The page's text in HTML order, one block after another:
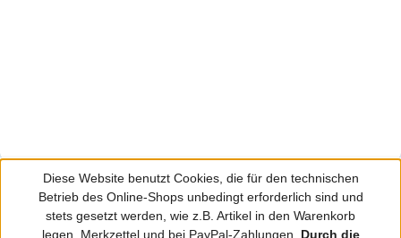
Diese Website benutzt Cookies, die für den technischen
Betrieb des Online-Shops unbedingt erforderlich sind und
stets gesetzt werden, wie z.B. Artikel in den Warenkorb
legen, Merkzettel und bei PayPal-Zahlungen. Durch die